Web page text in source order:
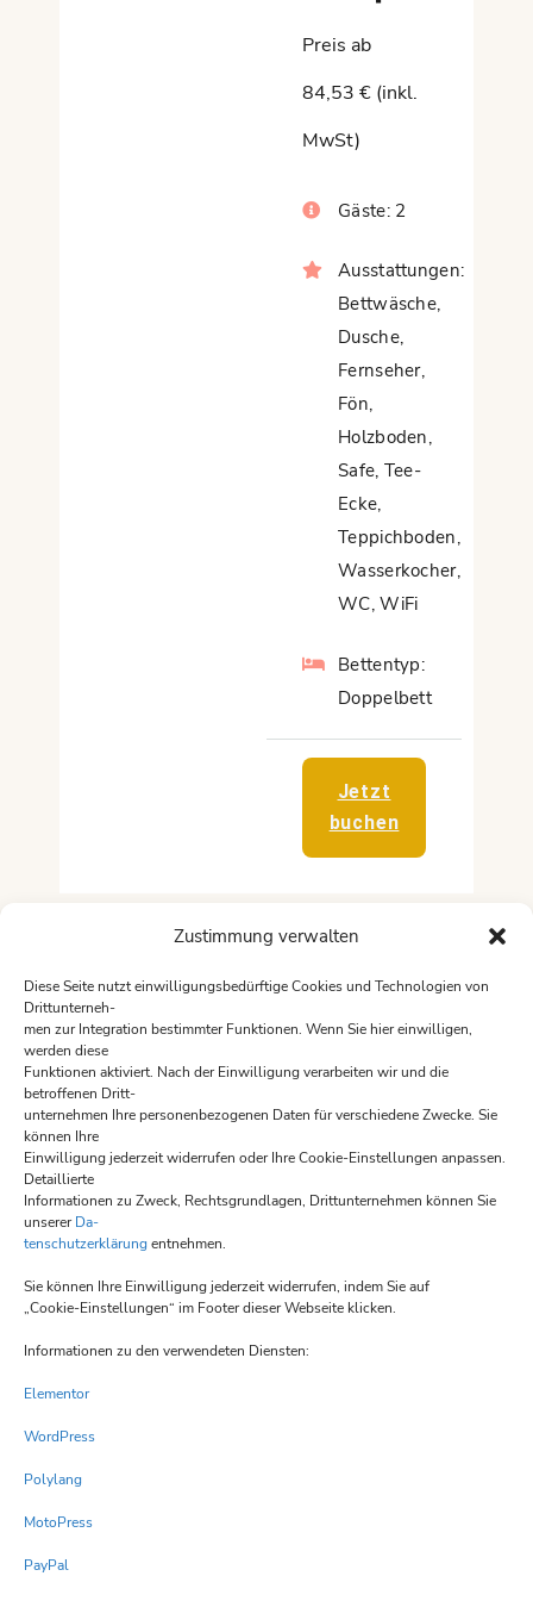
Zustimmung verwalten
Diese Seite nutzt einwilligungsbedürftige Cookies und Technologien von
Drittunterneh-
men zur Integration bestimmter Funktionen. Wenn Sie hier einwilligen,
werden diese
Funktionen aktiviert. Nach der Einwilligung verarbeiten wir und die
betroffenen Dritt-
unternehmen Ihre personenbezogenen Daten für verschiedene Zwecke. Sie
können Ihre
Einwilligung jederzeit widerrufen oder Ihre Cookie-Einstellungen anpassen.
Detaillierte
Informationen zu Zweck, Rechtsgrundlagen, Drittunternehmen können Sie
unsererDa-
tenschutzerklärungentnehmen.
Sie können Ihre Einwilligung jederzeit widerrufen, indem Sie auf
„Cookie-Einstellungen“ im Footer dieser Webseite klicken.
Informationen zu den verwendeten Diensten:
Elementor
WordPress
Polylang
MotoPress
PayPal
Preis ab
84,53 € (inkl.
MwSt)
Gäste:2
Ausstattungen:
Bettwäsche,
Dusche,
Fernseher,
Fön,
Holzboden,
Safe, Tee-
Ecke,
Teppichboden,
Wasserkocher,
WC,WiFi
Bettentyp:
Doppelbett
Jetzt
buchen
4Perso
nen
Suite
Preis ab
117,70 €
(inkl. MwSt)
Gäste: 4